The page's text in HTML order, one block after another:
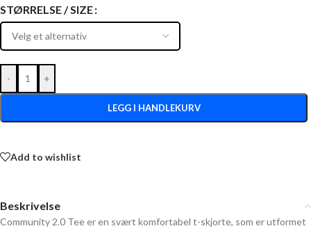
STØRRELSE / SIZE
- +
LEGG I HANDLEKURV
Add to wishlist
Beskrivelse
Community 2.0 Tee er en svært komfortabel t-skjorte, som er utformet